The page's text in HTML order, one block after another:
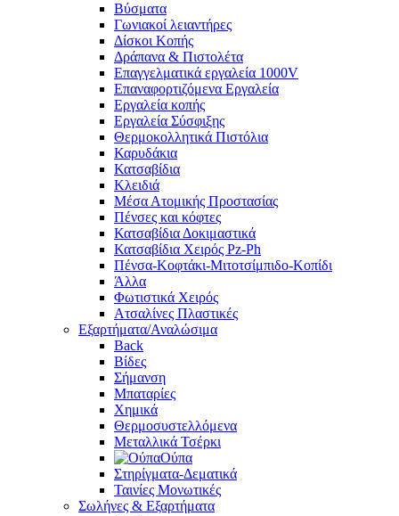
Βύσματα
Γωνιακοί λειαντήρες
Δίσκοι Κοπής
Δράπανα & Πιστολέτα
Επαγγελματικά εργαλεία 1000V
Επαναφορτιζόμενα Εργαλεία
Εργαλεία κοπής
Εργαλεία Σύσφιξης
Θερμοκολλητικά Πιστόλια
Καρυδάκια
Κατσαβίδια
Κλειδιά
Μέσα Ατομικής Προστασίας
Πένσες και κόφτες
Κατσαβίδια Δοκιμαστικά
Κατσαβίδια Χειρός Pz-Ph
Πένσα-Κοφτάκι-Μιτοτσίμπιδο-Κοπίδι
Άλλα
Φωτιστικά Χειρός
Ατσαλίνες Πλαστικές
Εξαρτήματα/Αναλώσιμα
Back
Βίδες
Σήμανση
Μπαταρίες
Χημικά
Θερμοσυστελλόμενα
Μεταλλικά Τσέρκι
Ούπα
Στηρίγματα-Δεματικά
Ταινίες Μονωτικές
Σωλήνες & Εξαρτήματα